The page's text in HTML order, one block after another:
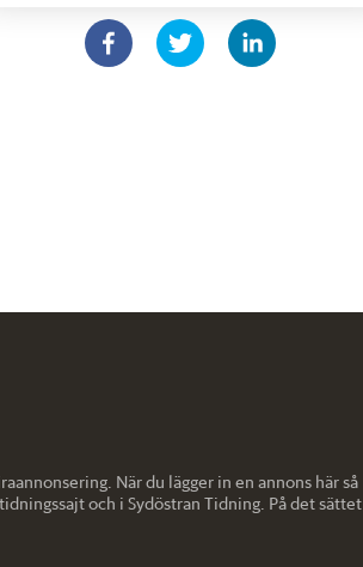
När du lägger in en annons här så
och i Sydöstran Tidning. På det sättet